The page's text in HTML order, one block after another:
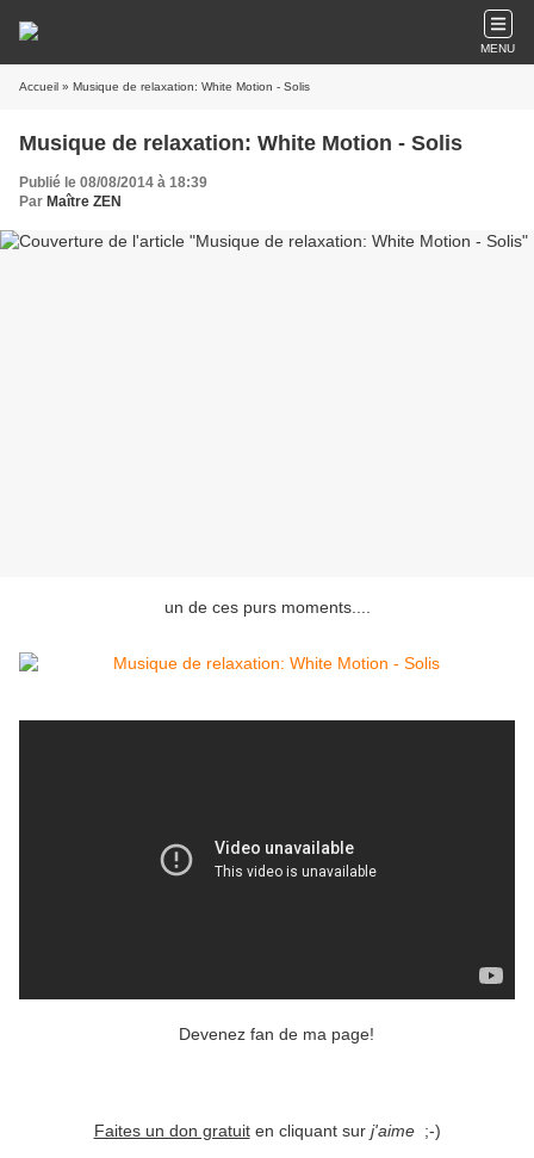
MENU
Accueil » Musique de relaxation: White Motion - Solis
Musique de relaxation: White Motion - Solis
Publié le 08/08/2014 à 18:39
Par Maître ZEN
un de ces purs moments....
Devenez fan de ma page!
Faites un don gratuiten cliquant sur j'aime ;-)